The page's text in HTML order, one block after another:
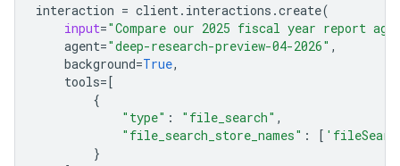
interaction = client. interactions .create(
input="Compare our 2025 fiscal year report
agent="deep-research-preview-04-2026" ,
background=True,
tools=[
{
"type" : "file_search" ,
"file_search_store_names" : [
}